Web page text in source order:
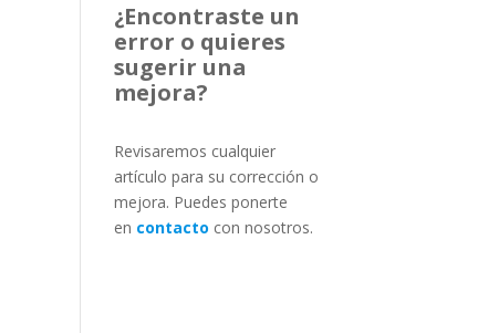
¿Encontraste un
error o quieres
sugerir una
mejora?
Revisaremos cualquier
artículo para su corrección o
mejora. Puedes ponerte
en contacto con nosotros.